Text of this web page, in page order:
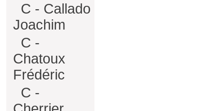
C - Callado
Joachim
C -
Chatoux
Frédéric
C -